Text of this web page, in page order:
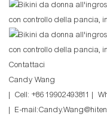
Contattaci
Candy Wang
| Cell: +86 19902493811 |
| E-